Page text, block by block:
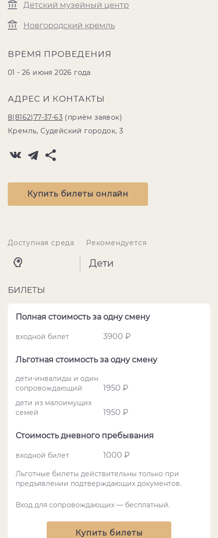
Детский музейный центр
Новгородский кремль
ВРЕМЯ ПРОВЕДЕНИЯ
01 - 26 июня 2026 года
АДРЕС И КОНТАКТЫ
8(8162)77-37-63 (приём заявок)
Кремль, Судейский городок, 3
Купить билеты онлайн
Доступная среда Рекомендуется
Дети
БИЛЕТЫ
Полная стоимость за одну смену
входной билет 3900 ₽
Льготная стоимость за одну смену
дети-инвалиды и один
сопровождающий
1950 ₽
дети из малоимущих
семей
1950 ₽
Стоимость дневного пребывания
входной билет 1000 ₽
Льготные билеты действительны только при
предъявлении подтверждающих документов.
Вход для сопровождающих — бесплатный.
Купить билеты